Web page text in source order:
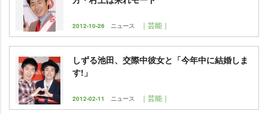
2012-10-26 ニュース ｜芸能｜
しずる池田、交際中彼女と「今年中に結婚しま
す!」
2012-02-11 ニュース ｜芸能｜